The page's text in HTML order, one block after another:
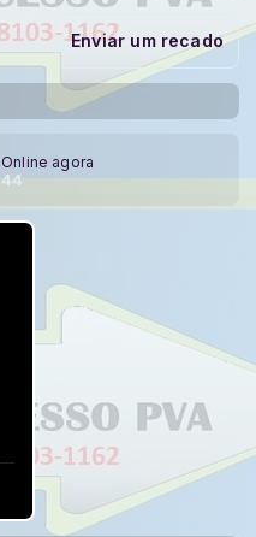
Enviar um recado
Online agora
44